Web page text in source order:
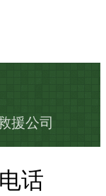
援公司
话